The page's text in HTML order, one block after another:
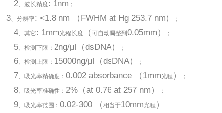
2、波长精度: 1nm ；
3、分辨率: <1.8 nm （FWHM at Hg 253.7 nm） ；
4、其它: 1mm光程长度 （可自动调整到0.05mm） ；
5、检测下限： 2ng/μl（dsDNA） ；
6、检测上限： 15000ng/μl（dsDNA） ；
7、吸光率精确度：0.002 absorbance （1mm光程 ） ；
8、吸光率准确性： 2%（at 0.76 at 257 nm） ；
9、吸光率范围：0.02-300 （相当于10mm光程 ） ；